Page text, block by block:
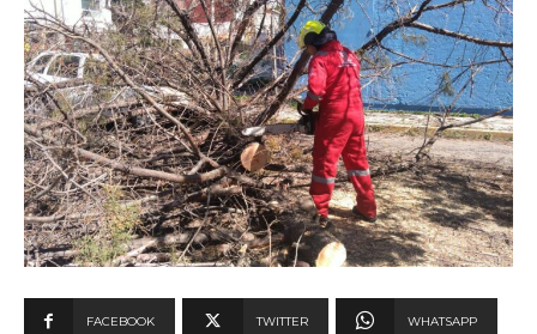
FACEBOOK TWITTER WHATSAPP